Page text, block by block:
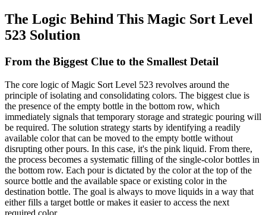
The Logic Behind This Magic Sort Level
523 Solution
From the Biggest Clue to the Smallest Detail
The core logic of Magic Sort Level 523 revolves around the
principle of isolating and consolidating colors. The biggest clue is
the presence of the empty bottle in the bottom row, which
immediately signals that temporary storage and strategic pouring will
be required. The solution strategy starts by identifying a readily
available color that can be moved to the empty bottle without
disrupting other pours. In this case, it's the pink liquid. From there,
the process becomes a systematic filling of the single-color bottles in
the bottom row. Each pour is dictated by the color at the top of the
source bottle and the available space or existing color in the
destination bottle. The goal is always to move liquids in a way that
either fills a target bottle or makes it easier to access the next
required color.